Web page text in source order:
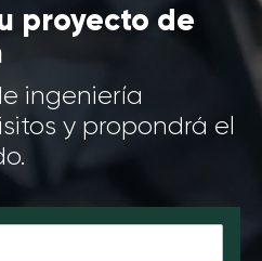
proyecto de
ingeniería
y propondrá el